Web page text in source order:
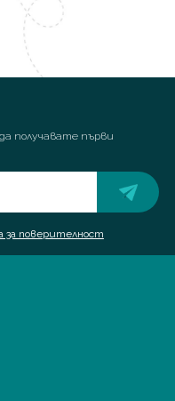
получавате първи
за поверителност